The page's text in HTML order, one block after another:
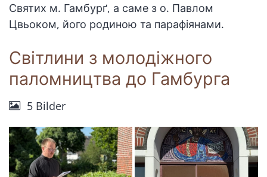
Святих м. Гамбурґ, а саме з о. Павлом
Цвьоком, його родиною та парафіянами.
Світлини з молодіжного
паломництва до Гамбурга
5 Bilder